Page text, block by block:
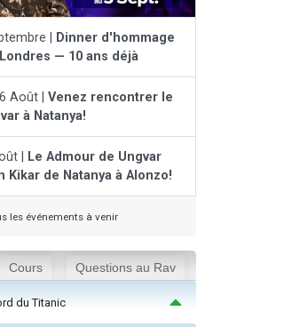
|
Dinner d'hommage
— 10 ans déjà
Août | Venez rencontrer le
à Natanya!
|
Le Admour de Ungvar
Kikar de Natanya à Alonzo!
les événements à venir
Cours Questions au Rav
du Titanic